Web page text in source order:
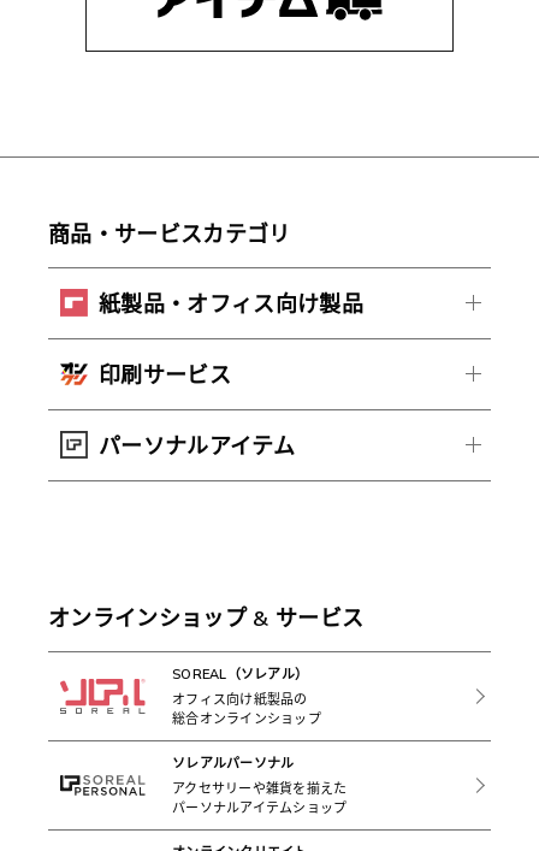
商品・サービスカテゴリ
紙製品・オフィス向け製品
印刷サービス
パーソナルアイテム
オンラインショップ & サービス
SOREAL（ソレアル）
オフィス向け紙製品の
総合オンラインショップ
ソレアルパーソナル
アクセサリーや雑貨を揃えた
パーソナルアイテムショップ